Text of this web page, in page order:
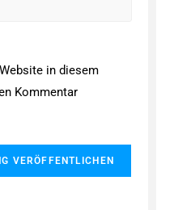
in diesem
Kommentar